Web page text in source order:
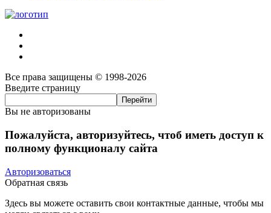
Все права защищены © 1998-2026
Введите страницу
Вы не авторизованы
Пожалуйста, авторизуйтесь, чтоб иметь доступ к
полному функционалу сайта
Авторизоваться
Обратная связь
Здесь вы можете оставить свои контактные данные, чтобы мы